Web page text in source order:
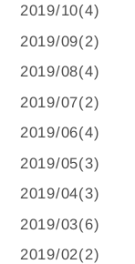
2019/10(4)
2019/09(2)
2019/08(4)
2019/07(2)
2019/06(4)
2019/05(3)
2019/04(3)
2019/03(6)
2019/02(2)